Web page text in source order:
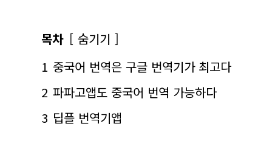
목차
숨기기
1 중국어 번역은 구글 번역기가 최고다
2 파파고앱도 중국어 번역 가능하다
3 딥플 번역기앱